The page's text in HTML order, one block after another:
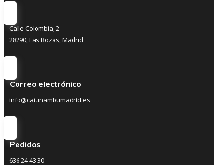
Calle Colombia, 2
28290, Las Rozas, Madrid
Correo electrónico
info@catunambumadrid.es
Pedidos
636 24 43 30